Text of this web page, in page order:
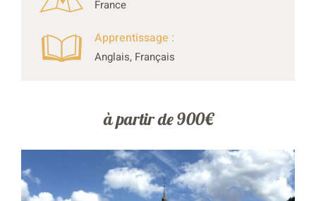
France
Apprentissage :
Anglais, Français
à partir de 900€